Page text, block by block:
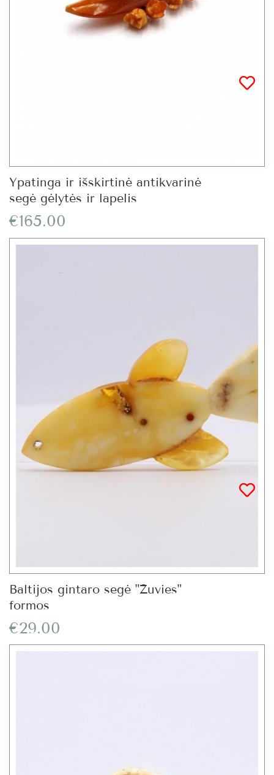
Ypatinga ir išskirtinė antikvarinė
segė gėlytės ir lapelis
€165.00
Baltijos gintaro segė "Žuvies"
formos
€29.00